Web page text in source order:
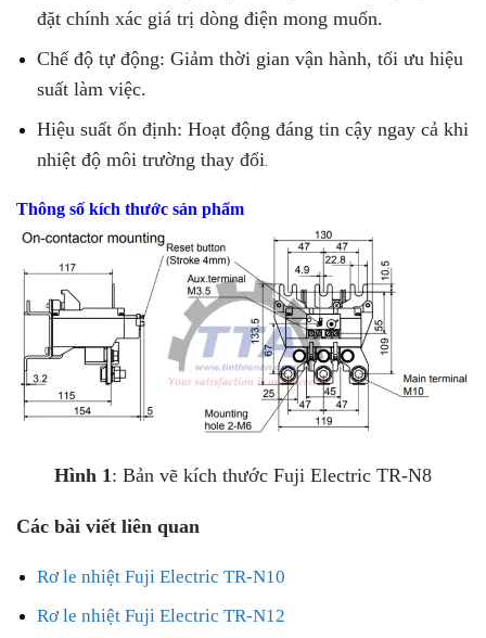
đặt chính xác giá trị dòng điện mong muốn.
Chế độ tự động: Giảm thời gian vận hành, tối ưu hiệu
suất làm việc.
Hiệu suất ổn định: Hoạt động đáng tin cậy ngay cả khi
nhiệt độ môi trường thay đổi.
Thông số kích thước sản phẩm
Hình 1 : Bản vẽ kích thước Fuji Electric TR-N8
Các bài viết liên quan
Rơ le nhiệt Fuji Electric TR-N10
Rơ le nhiệt Fuji Electric TR-N12